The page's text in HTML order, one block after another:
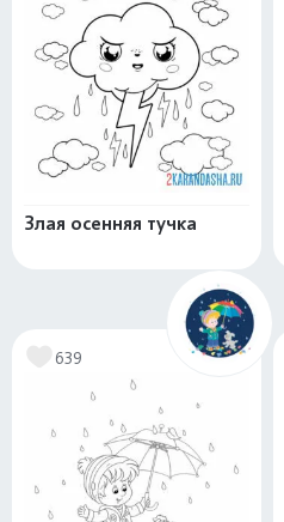
Злая осенняя тучка
639